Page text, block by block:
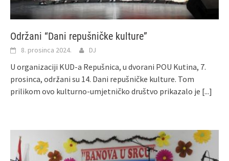
Održani “Dani repušničke kulture”
8. prosinca 2024. DJ
U organizaciji KUD-a Repušnica, u dvorani POU Kutina, 7.
prosinca, održani su 14. Dani repušničke kulture. Tom
prilikom ovo kulturno-umjetničko društvo prikazalo je [...]